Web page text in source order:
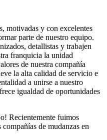
motivadas y con excelentes
parte de nuestro equipo.
detallistas y trabajen
franquicia la unidad
de nuestra compañía
la alta calidad de servicio e
a unirse a nuestro
igualdad de oportunidades
Recientemente fuimos
de mudanzas en